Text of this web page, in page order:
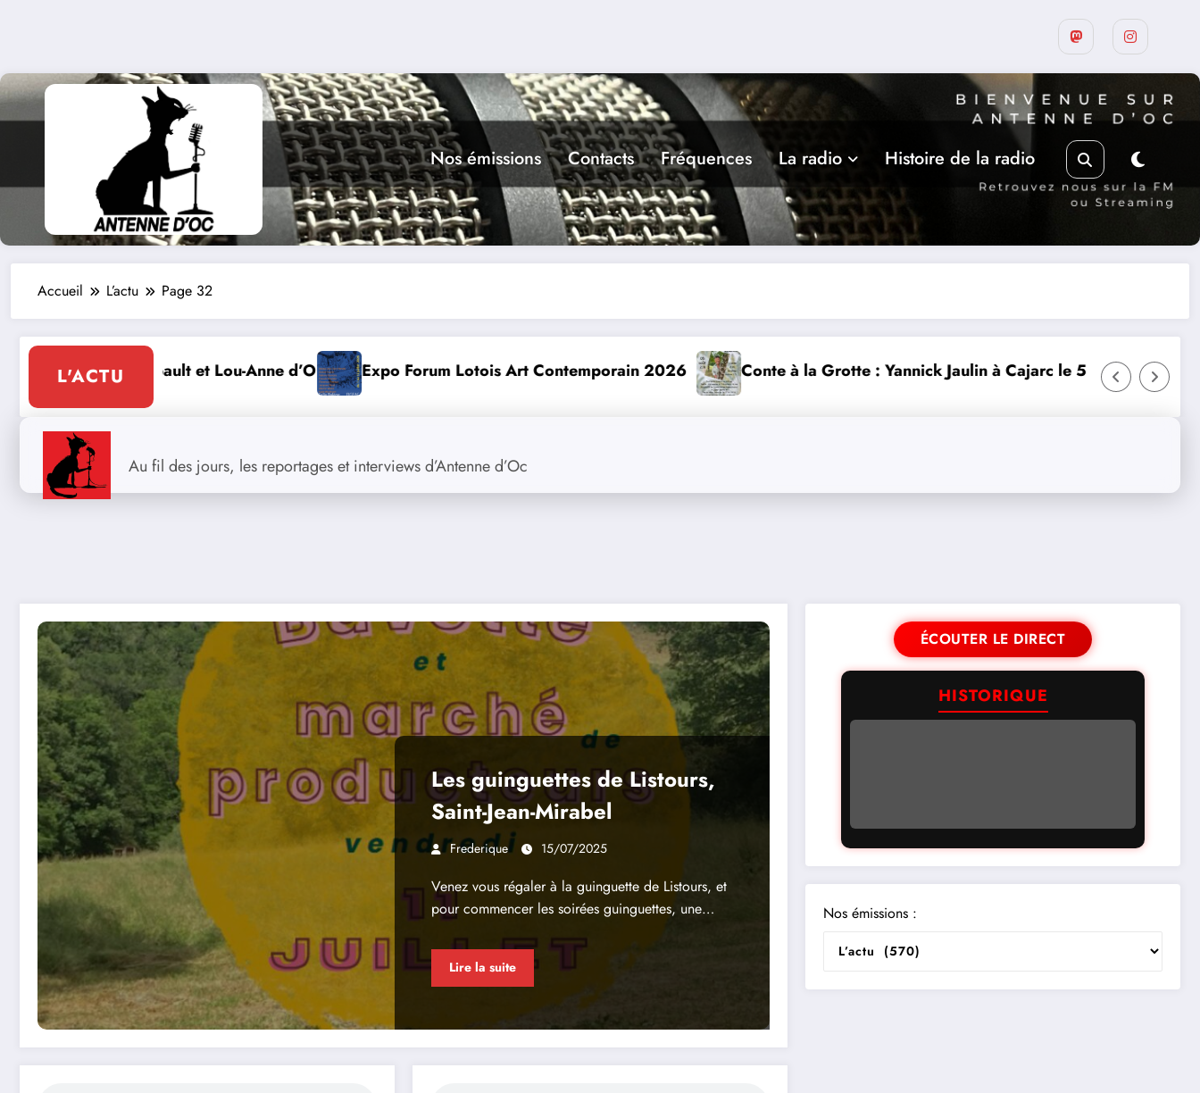
Nos émissions Contacts Fréquences La radio Histoire de la radio
Accueil L’actu Page 32
L'ACTU
d’OlmetoExpo Forum Lotois Art Contemporain 2026 Conte à la Grotte : Yannick Jaulin à Cajarc le 5 aoûtL’art dans la rue 9ième édition à Castelnau-
Au fil des jours, les reportages et interviews d’Antenne d’Oc
Les guinguettes de Listours,
Saint-Jean-Mirabel
Frederique 15/07/2025
Venez vous régaler à la guinguette de Listours, et
pour commencer les soirées guinguettes, une…
Lire la suite
ÉCOUTER LE DIRECT
HISTORIQUE
Nos émissions :